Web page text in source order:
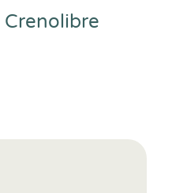
Crenolibre